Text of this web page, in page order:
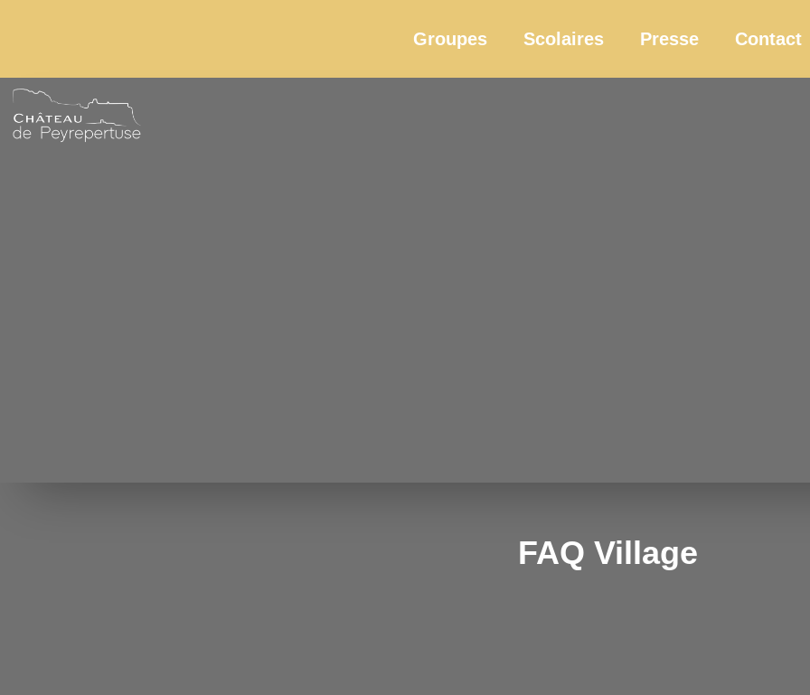
Groupes Scolaires Presse Contact
FAQ Village